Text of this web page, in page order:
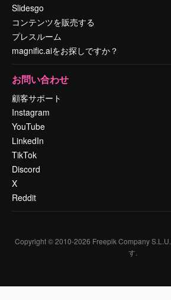
Slidesgo
コンテンツを販売する
プレスルーム
magnific.aiをお探しですか？
お問い合わせ
顧客サポート
Instagram
YouTube
LinkedIn
TikTok
Discord
X
Reddit
Copyright © 2010-2026 Freepik Company S.L.U.
す.